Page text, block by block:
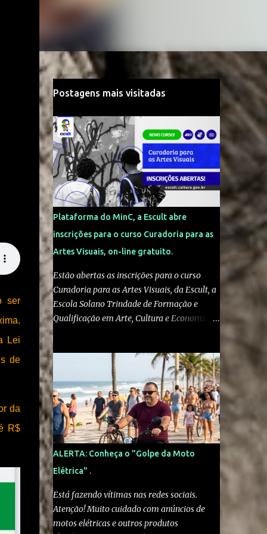
ser
Lei
de
da
R$
Postagens mais visitadas
Plataforma do MinC, a Escult abre
inscrições para o curso Curadoria para as
Artes Visuais, on-line gratuito.
Estão abertas as inscrições para o curso
Curadoria para as Artes Visuais, da Escult, a
Escola Solano Trindade de Formação e
Qualificação em Arte, Cultura e Economia
Criativa , do Ministério da Cultura . O curso
gratuito e online é voltado a artistas visuais,
curadores, produtores culturais,
pesquisadores e interessados em artes e
crítica contemporânea. As inscrições podem
ser feitas pelo site escult.cultura.gov.br A
formação será ministrada pelo historiador
de arte e professor Kleber Amâncio. Ele é
docente da Universidade Federal do
Recôncavo da Bahia, doutor em História
Social pela Universidade de São Paulo e
pesquisador visitante na Harvard University.
“Em vez de simplesmente reproduzir
modelos eurocentrados de exposição e
ALERTA: Conheça o "Golpe da Moto
Elétrica" .
Está fazendo vítimas nas redes sociais.
Atenção! Muito cuidado com anúncios de
motos elétricas e outros produtos